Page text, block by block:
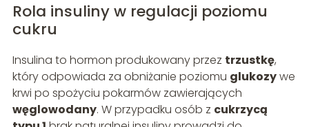
Rola insuliny w regulacji poziomu
cukru
Insulina to hormon produkowany przez trzustkę,
który odpowiada za obniżanie poziomu glukozywe
krwi po spożyciu pokarmów zawierających
węglowodany. W przypadku osób z cukrzycą